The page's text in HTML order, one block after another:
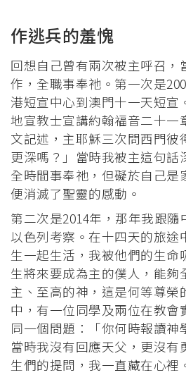
作逃兵的羞愧
回想自己曾有兩次被主呼召，
作，全職事奉祂。第一次是
港短宣中心到澳門十一天短宣
地宣教士宣講約翰福音二十一
文記述，主耶穌三次問西門彼
更深嗎？」當時我被主這句話
全時間事奉祂，但礙於自己是
便消滅了聖靈的感動。
第二次是2014年，那年我跟
以色列考察。在十四天的旅途
生一起生活，我被他們的生命
生將來要成為主的僕人，能夠
主、至高的神，這是何等尊榮
中，有一位同學及兩位在教會
同一個問題：「你何時報讀神
當時我沒有回應天父，更沒有
生們的提問，我一直藏在心裡